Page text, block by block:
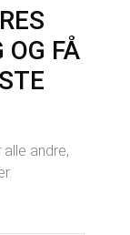
OG FÅ
andre,